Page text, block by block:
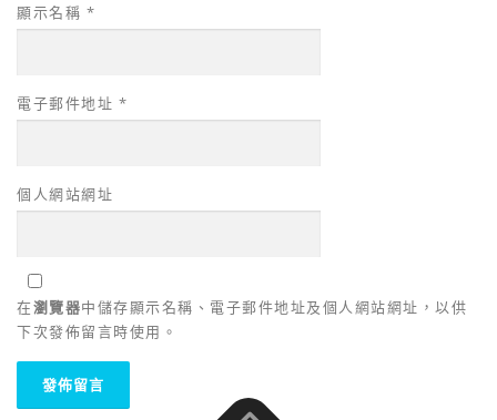
顯示名稱 *
電子郵件地址 *
個人網站網址
在瀏覽器中儲存顯示名稱、電子郵件地址及個人網站網址，以供
下次發佈留言時使用。